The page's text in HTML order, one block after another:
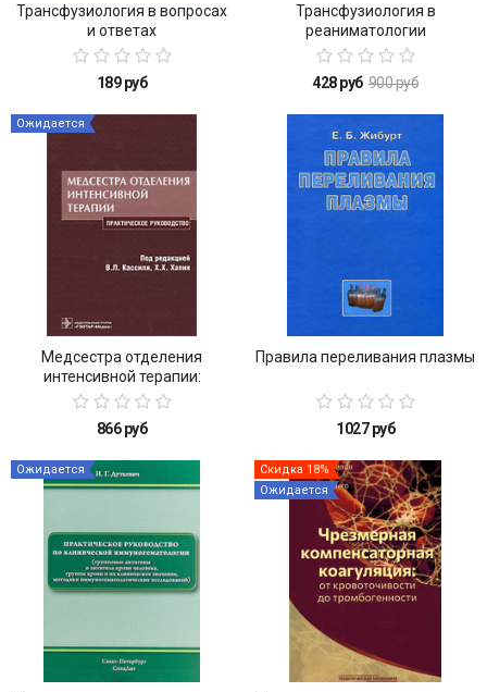
Трансфузиология в вопросах
и ответах
189 руб
Трансфузиология в
реаниматологии
428 руб 900 руб
Ожидается
Медсестра отделения
интенсивной терапии:
практическое руководство
866 руб
Правила переливания плазмы
1027 руб
Ожидается
Скидка 18%
Ожидается